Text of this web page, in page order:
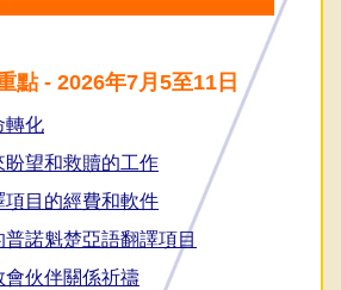
點 - 2026年7月5至11日
轉化
盼望和救贖的工作
項目的經費和軟件
諾魁楚亞語翻譯項目
會伙伴關係祈禱